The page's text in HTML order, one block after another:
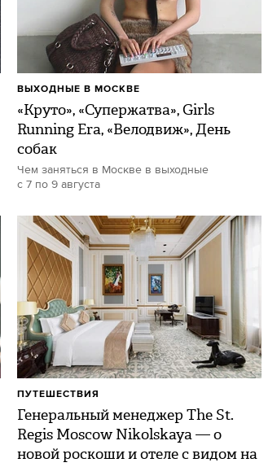
«Круто», «Супержатва», Girls
Running Era, «Велодвиж», День
собак
Чем заняться в Москве в выходные
с 7 по 9 августа
ВЫХОДНЫЕ В МОСКВЕ
Генеральный менеджер The St.
Regis Moscow Nikolskaya — о
новой роскоши и отеле с видом на
ПУТЕШЕСТВИЯ